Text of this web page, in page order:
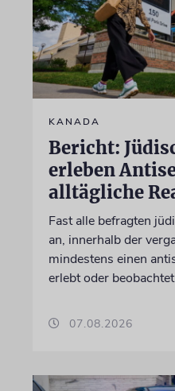
KANADA
Bericht:
erleben
alltägliche
Fast alle befragten
an, innerhalb der
mindestens einen
erlebt oder
07.08.2026